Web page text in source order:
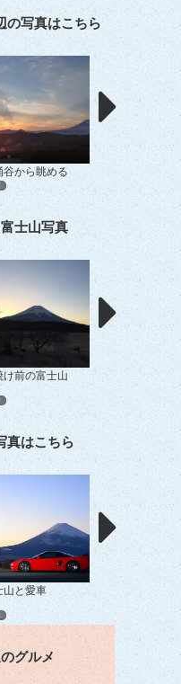
の写真はこちら
谷から眺める 見上げれば…
士山写真
け前の富士山 中伊豆からの富
真はこちら
山と愛車 天使の羽 生えた
グルメ